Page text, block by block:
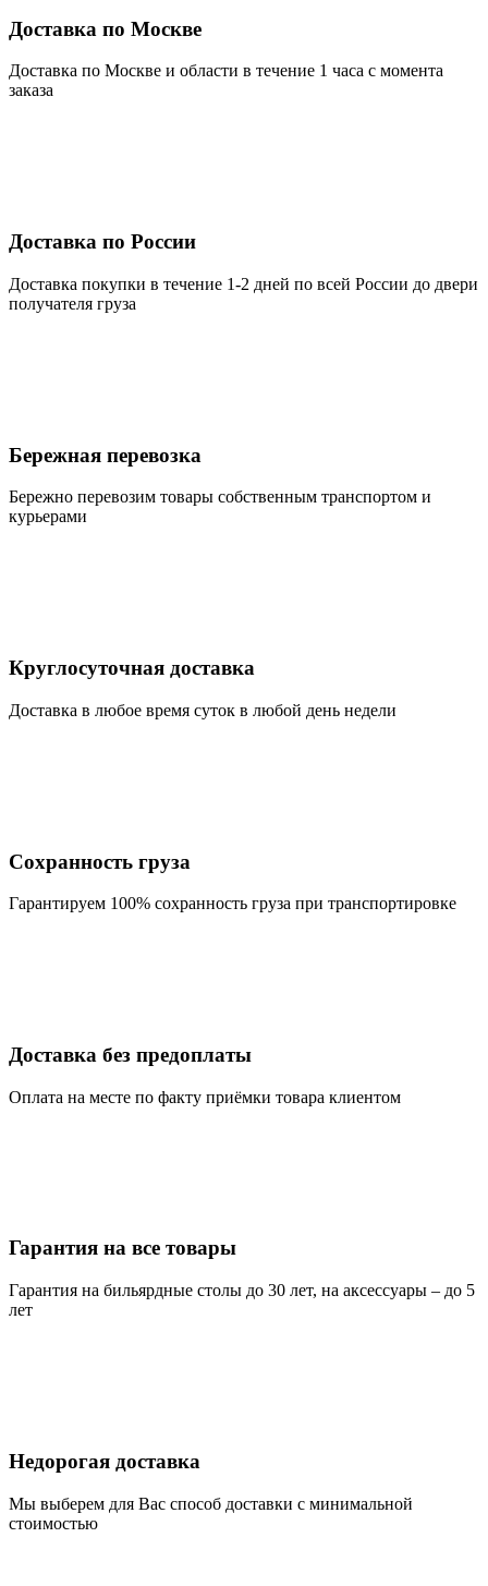
Доставка по Москве
Доставка по Москве и области в течение 1 часа с момента
заказа
Доставка по России
Доставка покупки в течение 1-2 дней по всей России до двери
получателя груза
Бережная перевозка
Бережно перевозим товары собственным транспортом и
курьерами
Круглосуточная доставка
Доставка в любое время суток в любой день недели
Сохранность груза
Гарантируем 100% сохранность груза при транспортировке
Доставка без предоплаты
Оплата на месте по факту приёмки товара клиентом
Гарантия на все товары
Гарантия на бильярдные столы до 30 лет, на аксессуары – до 5
лет
Недорогая доставка
Мы выберем для Вас способ доставки с минимальной
стоимостью